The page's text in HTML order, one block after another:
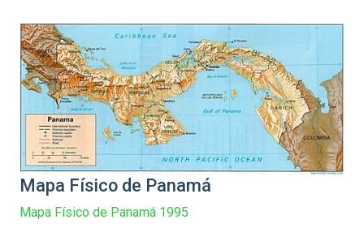
Mapa Físico de Panamá
Mapa Físico de Panamá 1995